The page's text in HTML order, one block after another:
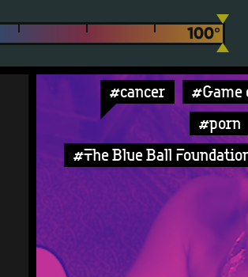
#cancer #Game
#porn
#The Blue Ball